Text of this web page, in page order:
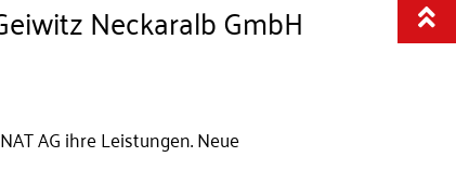
Neckaralb GmbH
AG ihre Leistungen. Neue